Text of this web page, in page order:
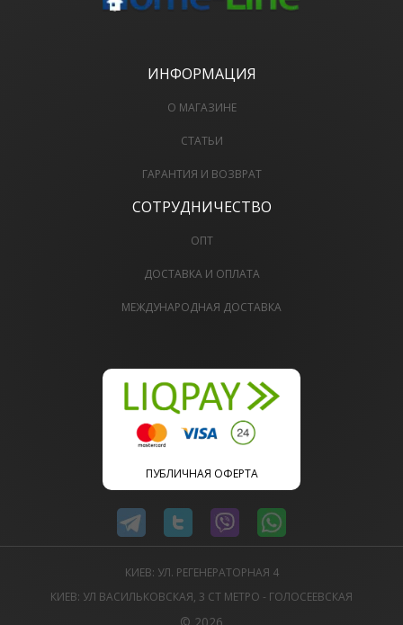
ИНФОРМАЦИЯ
О МАГАЗИНЕ
СТАТЬИ
ГАРАНТИЯ И ВОЗВРАТ
СОТРУДНИЧЕСТВО
ОПТ
ДОСТАВКА И ОПЛАТА
МЕЖДУНАРОДНАЯ ДОСТАВКА
ПУБЛИЧНАЯ ОФЕРТА
КИЕВ: УЛ. РЕГЕНЕРАТОРНАЯ 4
КИЕВ: УЛ ВАСИЛЬКОВСКАЯ, 3 СТ МЕТРО - ГОЛОСЕЕВСКАЯ